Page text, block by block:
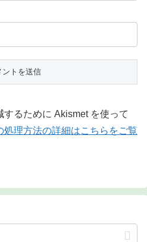
るために Akismet を使って
処理方法の詳細はこちらをご覧